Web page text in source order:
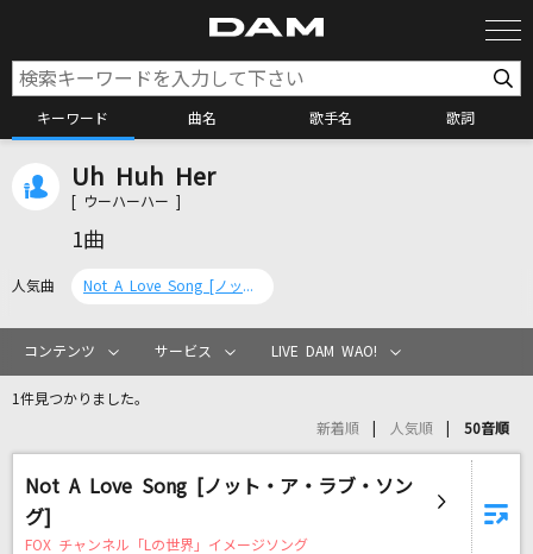
キーワード 曲名 歌手名 歌詞
カラオケ検索
カラオケリクエスト
リアルタイムで歌われている曲の一覧
イエスタデイ
Uh Huh Her
[ ウーハーハー ]
1曲
人気曲 Not A Love Song [ノット・ア・ラブ・ソング]
コンテンツ サービス LIVE DAM WAO!
1件見つかりました。
新着順 人気順 50音順
Not A Love Song [ノット・ア・ラブ・ソン
グ]
FOX チャンネル「Lの世界」イメージソング